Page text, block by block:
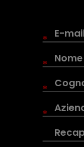
*
*
*
*